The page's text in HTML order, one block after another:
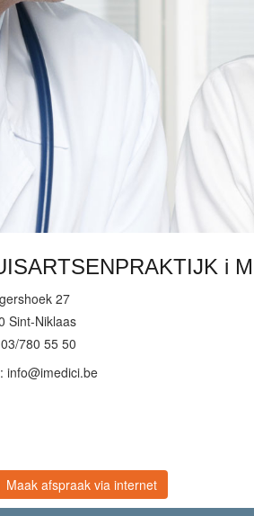
i
27
Sint-Niklaas
780 55 50
eb.icidemi@ofni
Maak afspraak via internet